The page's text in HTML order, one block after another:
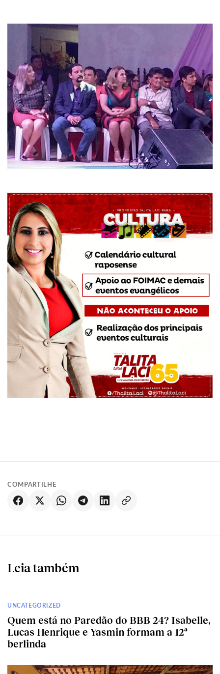
COMPARTILHE
Leia também
UNCATEGORIZED
Quem está no Paredão do BBB 24? Isabelle,
Lucas Henrique e Yasmin formam a 12ª
berlinda